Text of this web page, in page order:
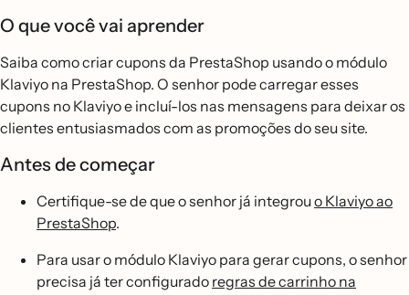
O que você vai aprender
Saiba como criar cupons da PrestaShop usando o módulo
Klaviyo na PrestaShop. O senhor pode carregar esses
cupons no Klaviyo e incluí-los nas mensagens para deixar os
clientes entusiasmados com as promoções do seu site.
Antes de começar
Certifique-se de que o senhor já integrouo Klaviyo ao
PrestaShop.
Para usar o módulo Klaviyo para gerar cupons, o senhor
precisa já ter configurado regras de carrinho na